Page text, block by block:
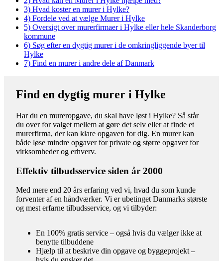
3) Hvad koster en murer i Hylke?
4) Fordele ved at vælge Murer i Hylke
5) Oversigt over murerfirmaer i Hylke eller hele Skanderborg
kommune
6) Søg efter en dygtig murer i de omkringliggende byer til
Hylke
7) Find en murer i andre dele af Danmark
Find en dygtig murer i Hylke
Har du en mureropgave, du skal have løst i Hylke? Så står
du over for valget mellem at gøre det selv eller at finde et
murerfirma, der kan klare opgaven for dig. En murer kan
både løse mindre opgaver for private og større opgaver for
virksomheder og erhverv.
Effektiv tilbudsservice siden år 2000
Med mere end 20 års erfaring ved vi, hvad du som kunde
forventer af en håndværker. Vi er ubetinget Danmarks største
og mest erfarne tilbudsservice, og vi tilbyder:
En 100% gratis service – også hvis du vælger ikke at
benytte tilbuddene
Hjælp til at beskrive din opgave og byggeprojekt –